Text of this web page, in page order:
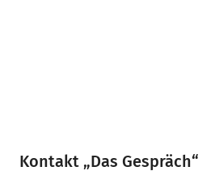
Kontakt „Das Gespräch“